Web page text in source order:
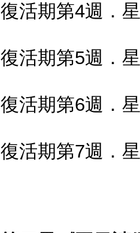
復活期第4週．
復活期第5週．
復活期第6週．
復活期第7週．